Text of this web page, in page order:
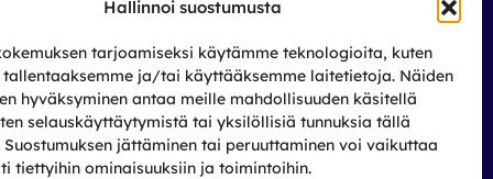
Hallinnoi suostumusta
tarjoamiseksi käytämme teknologioita, kuten
ja/tai käyttääksemme laitetietoja. Näiden
hyväksyminen antaa meille mahdollisuuden käsitellä
selauskäyttäytymistä tai yksilöllisiä tunnuksia tällä
jättäminen tai peruuttaminen voi vaikuttaa
tiettyihin ominaisuuksiin ja toimintoihin.